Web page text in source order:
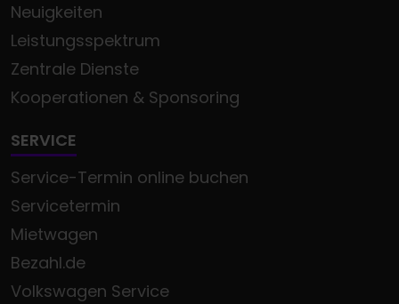
Neuigkeiten
Leistungsspektrum
Zentrale Dienste
Kooperationen & Sponsoring
SERVICE
Service-Termin online buchen
Servicetermin
Mietwagen
Bezahl.de
Volkswagen Service